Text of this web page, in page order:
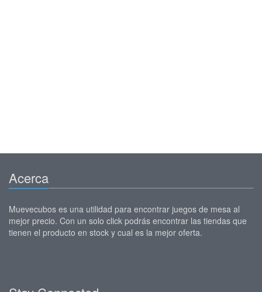
Acerca
Muevecubos es una utilidad para encontrar juegos de mesa al
mejor precio. Con un solo click podrás encontrar las tiendas que
tienen el producto en stock y cual es la mejor oferta.